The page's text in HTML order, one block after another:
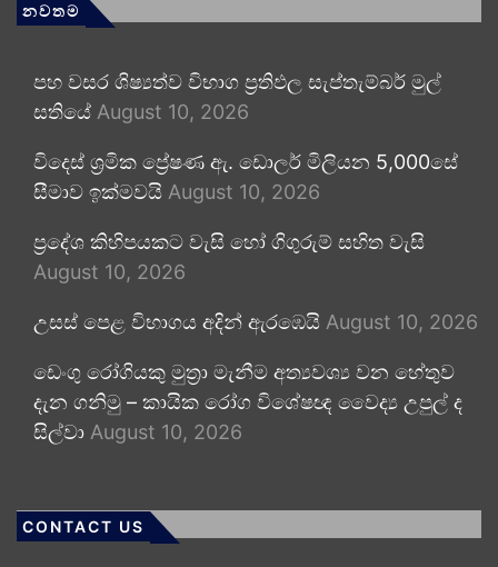
නවතම
පහ වසර ශිෂ්‍යත්ව විභාග ප්‍රතිඵල සැප්තැම්බර් මුල්
සතියේ August 10, 2026
විදෙස් ශ්‍රමික ප්‍රේෂණ ඇ. ඩොලර් මිලියන 5,000සේ
සීමාව ඉක්මවයි August 10, 2026
ප්‍රදේශ කිහිපයකට වැසි හෝ ගිගුරුම් සහිත වැසි
August 10, 2026
උසස් පෙළ විභාගය අදින් ඇරඹෙයි August 10, 2026
ඩෙංගු රෝගියකු ⁣මුත්‍රා මැනීම අත්‍යවශ්‍ය වන හේතුව
දැන ගනිමු – කායික රෝග විශේෂඥ වෛද්‍ය උපුල් ද
සිල්වා August 10, 2026
CONTACT US